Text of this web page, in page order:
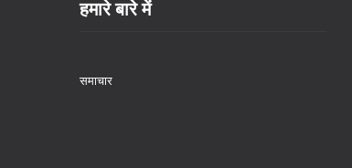
हमारे बारे में
समाचार